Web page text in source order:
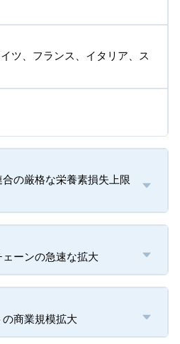
ツ、フランス、イタリア、ス
の厳格な栄養素損失上限
ーンの急速な拡大
商業規模拡大